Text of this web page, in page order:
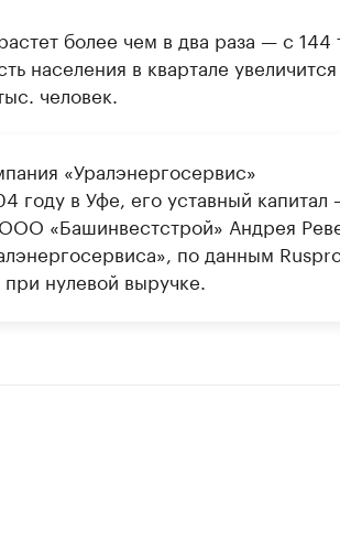
более чем в два раза — с 144
населения в квартале
человек.
«Уралэнергосервис»
году в Уфе, его уставный капитал
«Башинвестстрой» Андрея
по данным
нулевой выручке.